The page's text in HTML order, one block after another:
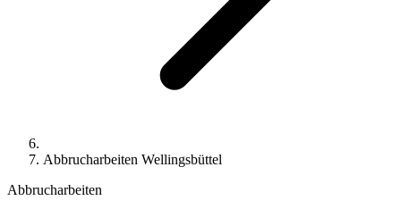
Abbrucharbeiten Wellingsbüttel
Abbrucharbeiten